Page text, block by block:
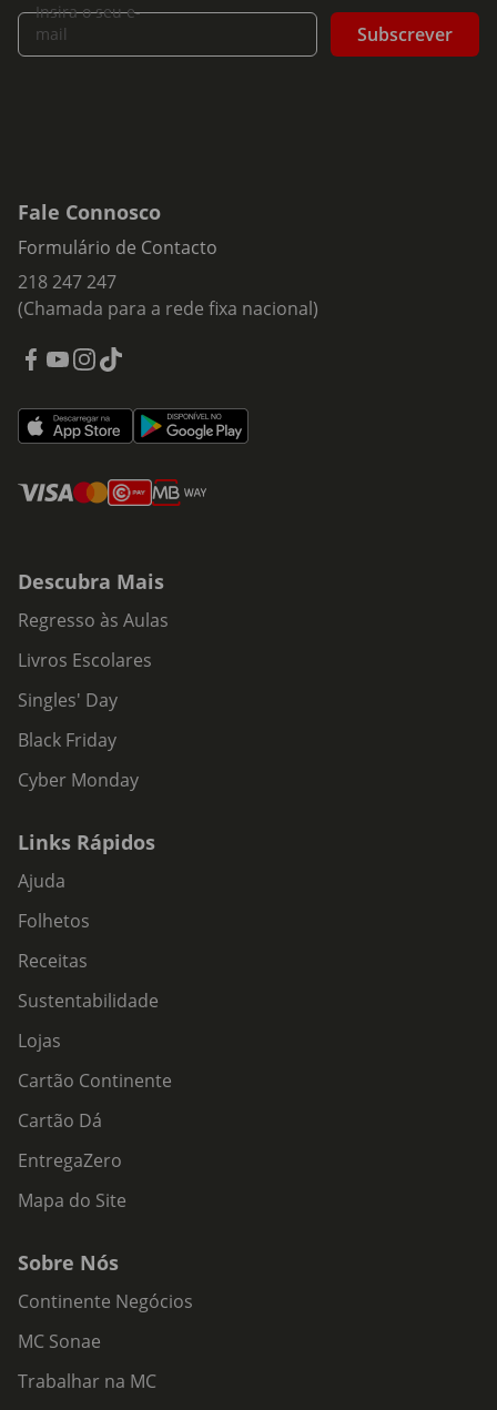
Insira o seu e-
mail
Subscrever
Fale Connosco
Formulário de Contacto
218 247 247
(Chamada para a rede fixa nacional)
Descubra Mais
Regresso às Aulas
Livros Escolares
Singles' Day
Black Friday
Cyber Monday
Links Rápidos
Ajuda
Folhetos
Receitas
Sustentabilidade
Lojas
Cartão Continente
Cartão Dá
EntregaZero
Mapa do Site
Sobre Nós
Continente Negócios
MC Sonae
Trabalhar na MC